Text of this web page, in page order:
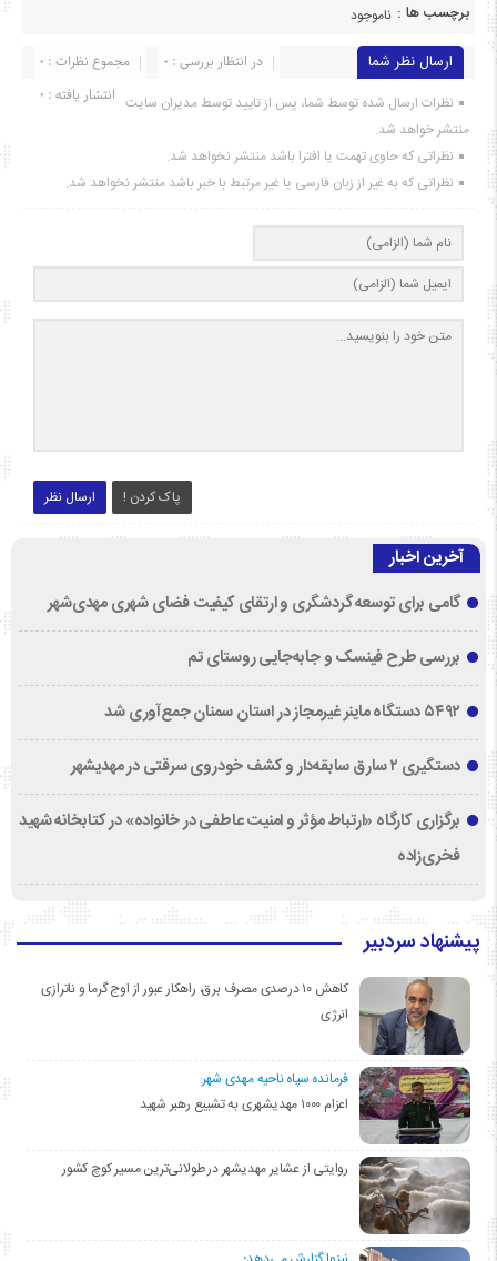
برچسب ها : ناموجود
ارسال نظر شما مجموع نظرات : 0
در انتظار بررسی : 0
انتشار یافته : ۰ نظرات ارسال شده توسط شما، پس از تایید توسط مدیران سایت
منتشر خواهد شد.
نظراتی که حاوی تهمت یا افترا باشد منتشر نخواهد شد.
نظراتی که به غیر از زبان فارسی یا غیر مرتبط با خبر باشد منتشر نخواهد شد.
ارسال نظر پاک کردن !
آخرین اخبار
گامی برای توسعه گردشگری و ارتقای کیفیت فضای شهری مهدی‌شهر
بررسی طرح فینسک و جابه‌جایی روستای تم
۵۴۹۲ دستگاه ماینر غیرمجاز در استان سمنان جمع‌آوری شد
دستگیری ۲ سارق سابقه‌دار و کشف خودروی سرقتی در مهدیشهر
برگزاری کارگاه «ارتباط مؤثر و امنیت عاطفی در خانواده» در کتابخانه شهید
فخری‌زاده
پیشنهاد سردبیر
کاهش ۱۰ درصدی مصرف برق، راهکار عبور از اوج گرما و ناترازی
انرژی
فرمانده سپاه ناحیه مهدی شهر:
اعزام ۱۰۰۰ مهدیشهری به تشییع رهبر شهید
روایتی از عشایر مهدیشهر در طولانی‌ترین مسیر کوچ کشور